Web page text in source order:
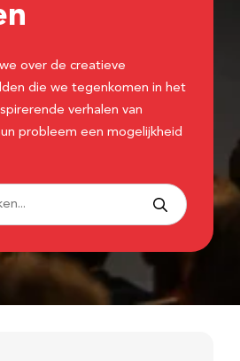
over de creatieve
die we tegenkomen in het
verhalen van
probleem een mogelijkheid